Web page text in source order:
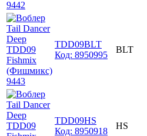
TDD09BLT
Код: 8950995
BLT
TDD09HS
Код: 8950918
HS